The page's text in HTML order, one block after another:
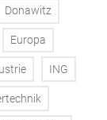
Donawitz
Europa
ING